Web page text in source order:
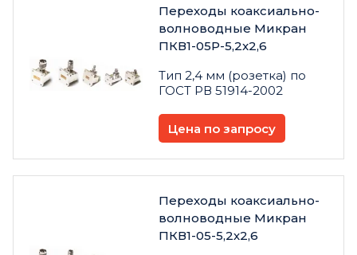
Переходы коаксиально-
волноводные Микран
ПКВ1-05Р-5,2x2,6
Тип 2,4 мм (розетка) по
ГОСТ РВ 51914-2002
Цена по запросу
Переходы коаксиально-
волноводные Микран
ПКВ1-05-5,2х2,6